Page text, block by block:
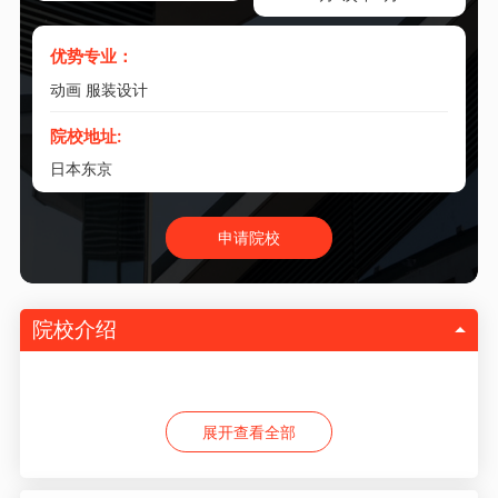
优势专业：
动画 服装设计
院校地址:
日本东京
申请院校
院校介绍
展开查看全部